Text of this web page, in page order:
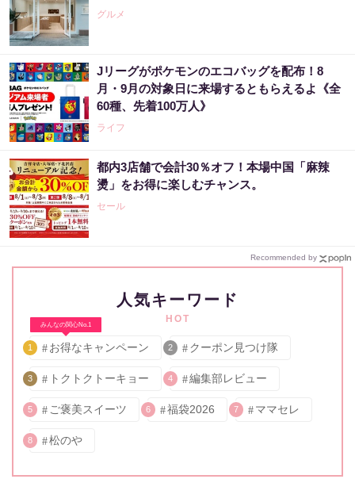
グルメ
Jリーグがポケモンのエコバッグを配布！8
月・9月の対象日に来場するともらえるよ《全
60種、先着100万人》
ライフ
都内3店舗で会計30％オフ！本場中国「麻辣
燙」をお得に楽しむチャンス。
セール
Recommended by
人気キーワード
HOT
みんなの関心No.1
1 お得なキャンペーン 2 クーポン見つけ隊
3 トクトクトーキョー 4 編集部レビュー
5 ご褒美スイーツ 6 福袋2026 7 ママセレ
8 松のや